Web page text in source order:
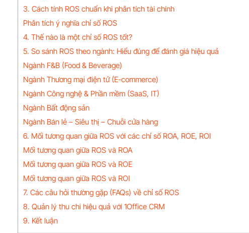
3. Cách tính ROS chuẩn khi phân tích tài chính
Phân tích ý nghĩa chỉ số ROS
4. Thế nào là một chỉ số ROS tốt?
5. So sánh ROS theo ngành: Hiểu đúng để đánh giá hiệu quả
Ngành F&B (Food & Beverage)
Ngành Thương mại điện tử (E-commerce)
Ngành Công nghệ & Phần mềm (SaaS, IT)
Ngành Bất động sản
Ngành Bán lẻ – Siêu thị – Chuỗi cửa hàng
6. Mối tương quan giữa ROS với các chỉ số ROA, ROE, ROI
Mối tương quan giữa ROS và ROA
Mối tương quan giữa ROS và ROE
Mối tương quan giữa ROS và ROI
7. Các câu hỏi thường gặp (FAQs) về chỉ số ROS
8. Quản lý thu chi hiệu quả với 1Office CRM
9. Kết luận